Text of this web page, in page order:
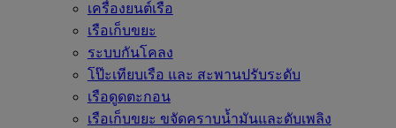
เครื่องยนต์เรือ
เรือเก็บขยะ
ระบบกันโคลง
โป๊ะเทียบเรือ และ สะพานปรับระดับ
เรือดูดตะกอน
เรือเก็บขยะ ขจัดคราบน้ำมันและดับเพลิง